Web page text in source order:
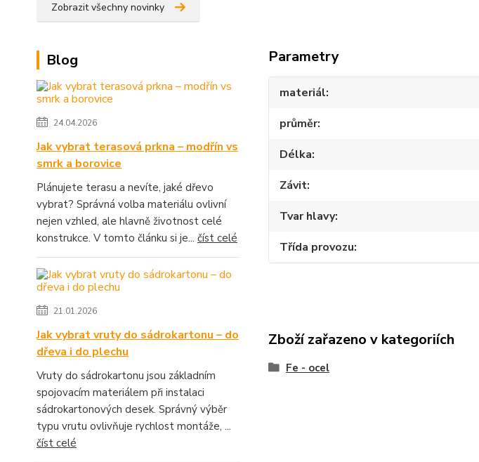
Zobrazit všechny novinky
Blog
24.04.2026
Jak vybrat terasová prkna – modřín vs
smrk a borovice
Plánujete terasu a nevíte, jaké dřevo
vybrat? Správná volba materiálu ovlivní
nejen vzhled, ale hlavně životnost celé
konstrukce. V tomto článku si je... číst celé
21.01.2026
Jak vybrat vruty do sádrokartonu – do
dřeva i do plechu
Vruty do sádrokartonu jsou základním
spojovacím materiálem při instalaci
sádrokartonových desek. Správný výběr
typu vrutu ovlivňuje rychlost montáže, ...
číst celé
Parametry
materiál
průměr
Délka
Závit
Tvar hlavy
Třída provozu
Zboží zařazeno v kategoriích
Fe - ocel